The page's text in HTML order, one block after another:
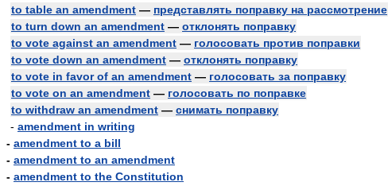
to table an amendment — представлять поправку на рассмотрение
to turn down an amendment — отклонять поправку
to vote against an amendment — голосовать против поправки
to vote down an amendment — отклонять поправку
to vote in favor of an amendment — голосовать за поправку
to vote on an amendment — голосовать по поправке
to withdraw an amendment — снимать поправку
- amendment in writing
- amendment to a bill
- amendment to an amendment
- amendment to the Constitution